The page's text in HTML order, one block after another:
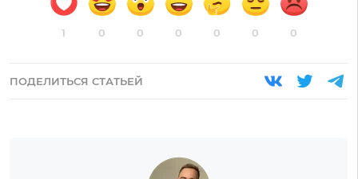
1 0 0 0 0 0 0
ПОДЕЛИТЬСЯ СТАТЬЕЙ